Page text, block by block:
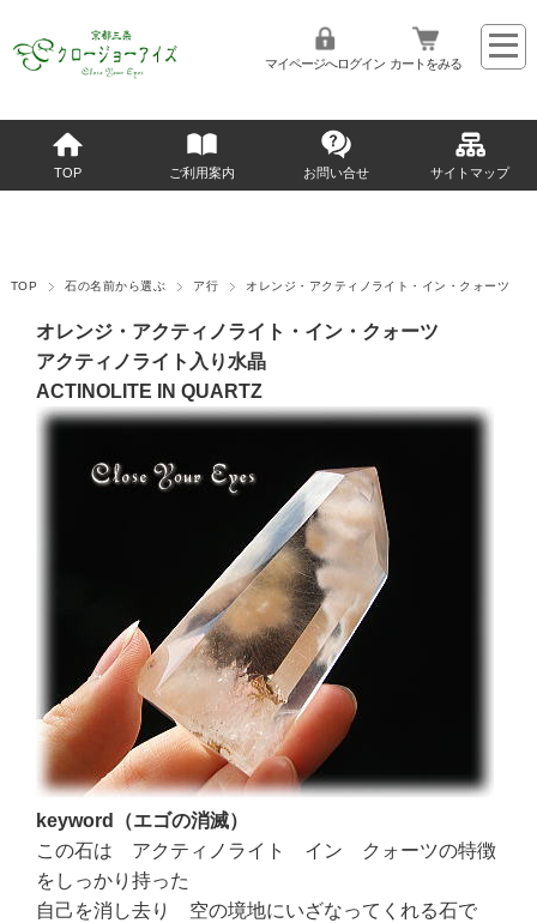
マイページへログイン カートをみる
TOP ご利用案内 お問い合せ サイトマップ
TOP 石の名前から選ぶ ア行 オレンジ・アクティノライト・イン・クォーツ
オレンジ・アクティノライト・イン・クォーツ
アクティノライト入り水晶
ACTINOLITE IN QUARTZ
keyword（エゴの消滅）
この石は アクティノライト イン クォーツの特徴
をしっかり持った
自己を消し去り 空の境地にいざなってくれる石で